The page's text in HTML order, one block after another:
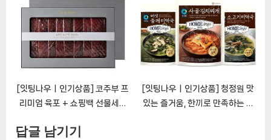
상품]
[EatingNOWㅣ추천상품]
[잇팅나우ㅣ인기상품] 코주부 프
리미엄 육포 + 쇼핑백 선물세트
[잇팅나우ㅣ인기상품] 청정원 맛
있는 즐거움, 한끼로 만족하는 구
답글 남기기